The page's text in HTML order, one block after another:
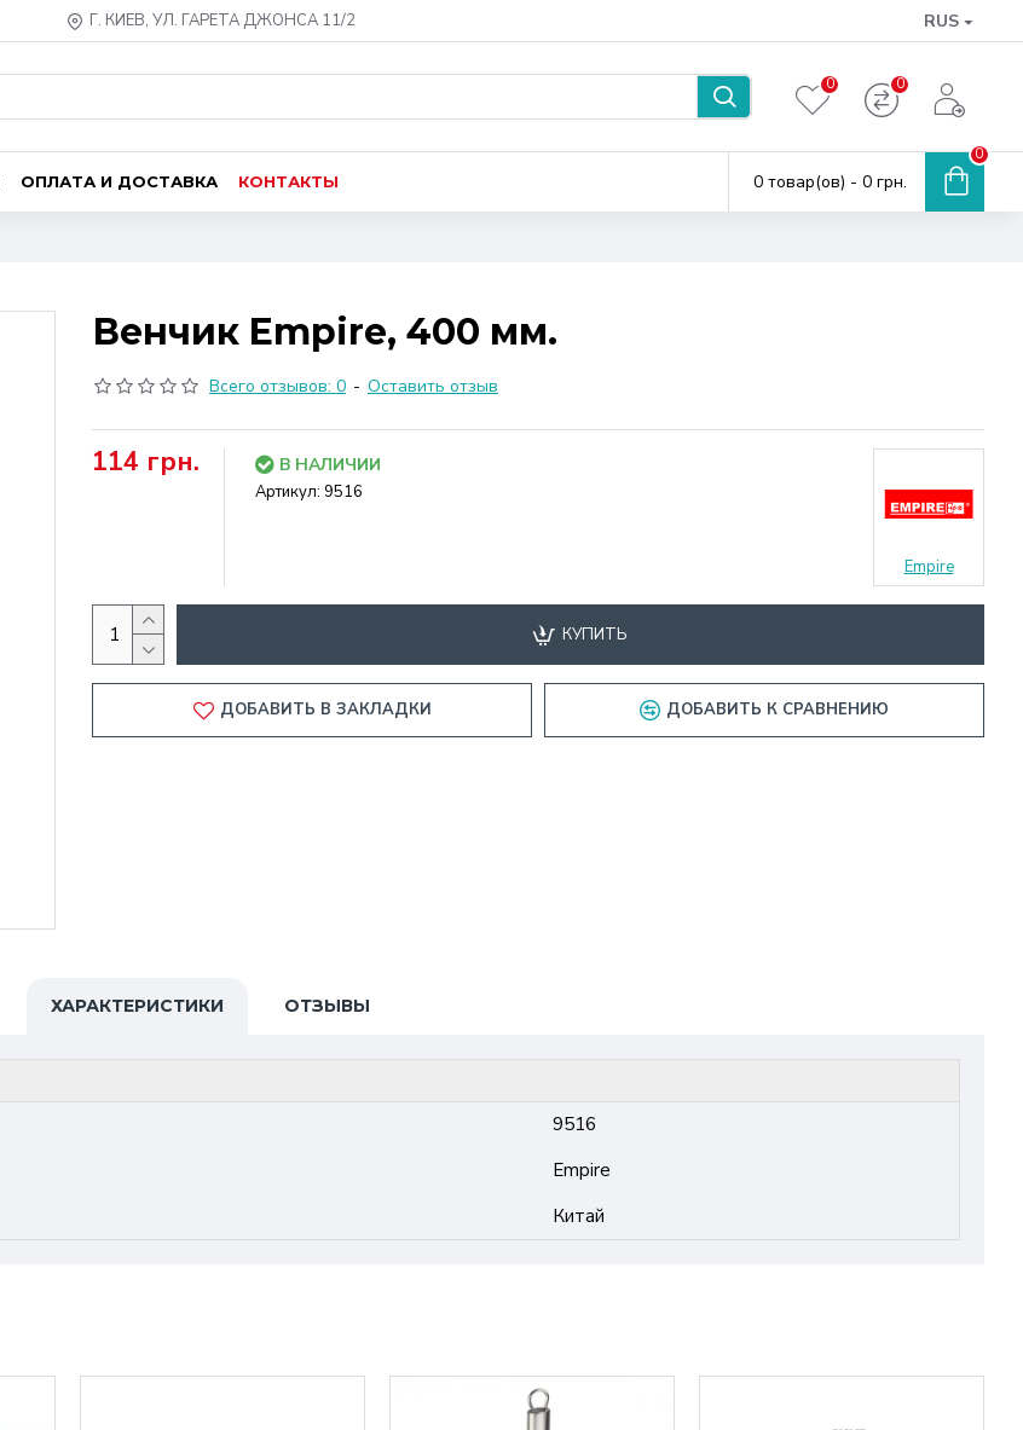
Г. КИЕВ, УЛ. ГАРЕТА ДЖОНСА 11/2 RUS
0 0
ОПЛАТА И ДОСТАВКА КОНТАКТЫ 0 товар(ов) - 0 грн.
0
Венчик Empire, 400 мм.
Всего отзывов: 0 - Оставить отзыв
114 грн. В НАЛИЧИИ
Артикул: 9516
Empire
КУПИТЬ
ДОБАВИТЬ В ЗАКЛАДКИ ДОБАВИТЬ К СРАВНЕНИЮ
ХАРАКТЕРИСТИКИ ОТЗЫВЫ
9516
Empire
Китай